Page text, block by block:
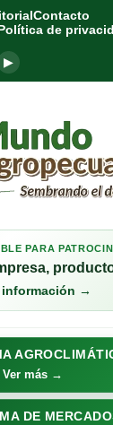
Contacto
de
▶
PARA
información →
Ver más →
DE